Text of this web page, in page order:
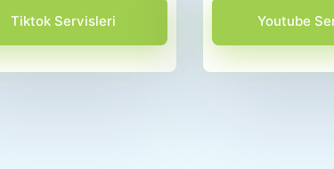
Tiktok Servisleri Youtube